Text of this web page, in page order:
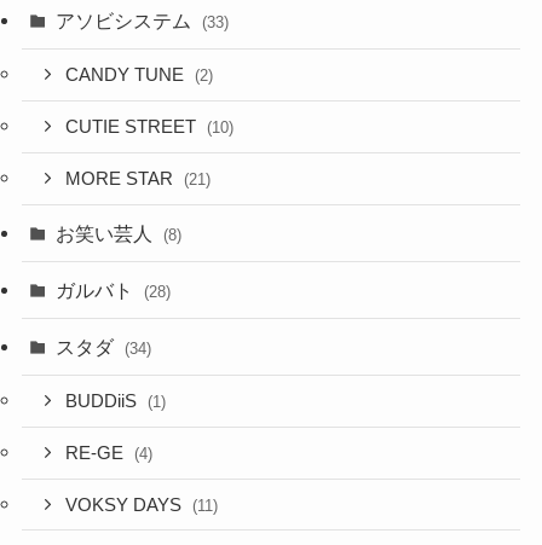
アソビシステム (33)
CANDY TUNE (2)
CUTIE STREET (10)
MORE STAR (21)
お笑い芸人 (8)
ガルバト (28)
スタダ (34)
BUDDiiS (1)
RE-GE (4)
VOKSY DAYS (11)